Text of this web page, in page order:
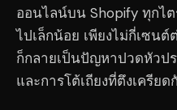
ออนไลน์บน Shopify ทุกไ
ไปเล็กน้อย เพียงไม่กี่เซน
ก็กลายเป็นปัญหาปวดหัวป
และการโต้เถียงที่ตึงเครีย